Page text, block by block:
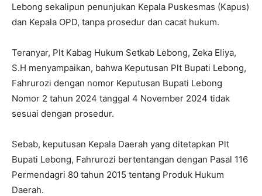
Lebong sekalipun penunjukan Kepala Puskesmas (Kapus)
dan Kepala OPD, tanpa prosedur dan cacat hukum.
Teranyar, Plt Kabag Hukum Setkab Lebong, Zeka Eliya,
S.H menyampaikan, bahwa Keputusan Plt Bupati Lebong,
Fahrurozi dengan nomor Keputusan Bupati Lebong
Nomor 2 tahun 2024 tanggal 4 November 2024 tidak
sesuai dengan prosedur.
Sebab, keputusan Kepala Daerah yang ditetapkan Plt
Bupati Lebong, Fahrurozi bertentangan dengan Pasal 116
Permendagri 80 tahun 2015 tentang Produk Hukum
Daerah.